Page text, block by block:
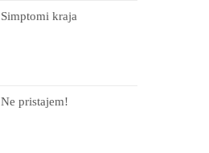
Simptomi kraja
Ne pristajem!